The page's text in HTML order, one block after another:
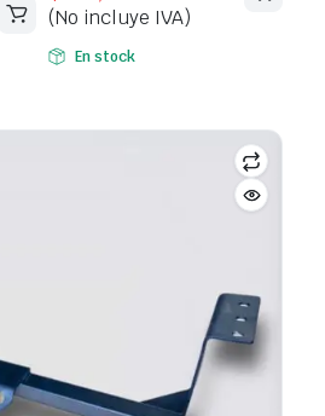
was:
$250,00.
is:
$199,00.
(No incluye IVA)
En stock